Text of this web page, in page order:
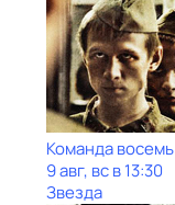
Команда восемь
9 авг, вс в 13:30
Звезда